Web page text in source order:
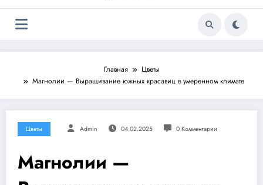
Главная
Цветы
Магнолии — Выращивание южных красавиц в умеренном климате
Цветы Admin 04.02.2025 0 Комментарии
Магнолии —